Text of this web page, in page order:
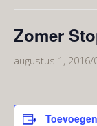
Zomer
augustus 1, 2016/